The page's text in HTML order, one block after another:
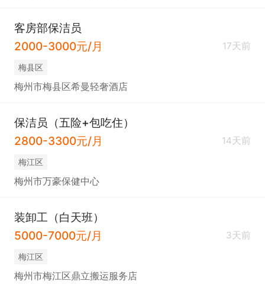
客房部保洁员
2000-3000元/月
17天前
梅县区
梅州市梅县区希曼轻奢酒店
保洁员（五险+包吃住）
2800-3300元/月
14天前
梅江区
梅州市万豪保健中心
装卸工（白天班）
5000-7000元/月
3天前
梅江区
梅州市梅江区鼎立搬运服务店